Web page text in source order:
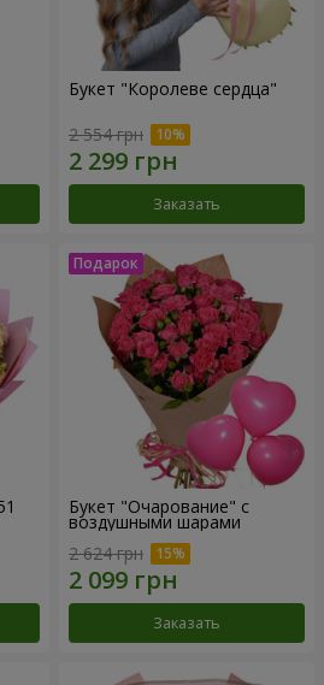
Букет "Королеве сердца"
2 554 грн
Заказать
Букет "Очарование" с
воздушными шарами
2 624 грн
Заказать